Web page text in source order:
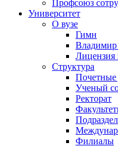
Профсоюз
Университет
О вузе
Гимн
Лицензия
Структура
Почетные
Ученый
Ректорат
Филиалы